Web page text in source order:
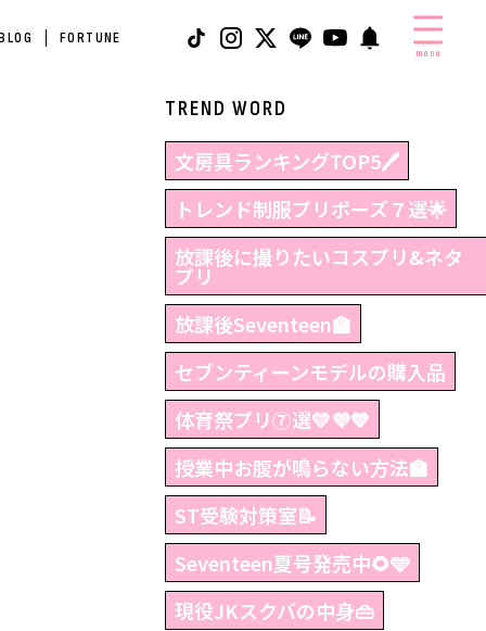
FORTUNE
menu
TREND WORD
文房具ランキングTOP5🖊
トレンド制服プリポーズ７選🌟
放課後に撮りたいコスプリ&ネタ
プリ
放課後Seventeen🏫
セブンティーンモデルの購入品
体育祭プリ⑦選💛💜💙
授業中お腹が鳴らない方法🏫
ST受験対策室📝
Seventeen夏号発売中🌻🩵
現役JKスクバの中身👜